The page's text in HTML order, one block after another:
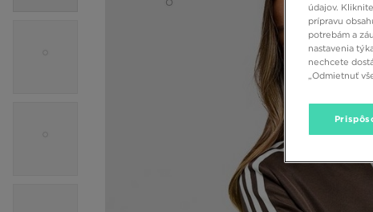
údajov.
prípravu
potrebám a
nastavenia
nechcete
„Odmietnuť